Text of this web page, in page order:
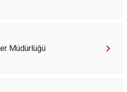
Müdürlüğü